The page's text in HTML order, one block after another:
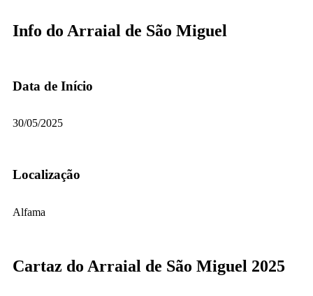
Info do Arraial de São Miguel
Data de Início
30/05/2025
Localização
Alfama
Cartaz do Arraial de São Miguel 2025